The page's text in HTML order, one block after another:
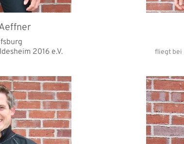
2016 e.V.
fliegt bei